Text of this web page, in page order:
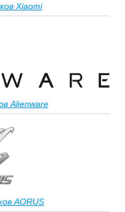
Xiaomi
Alienware
AORUS